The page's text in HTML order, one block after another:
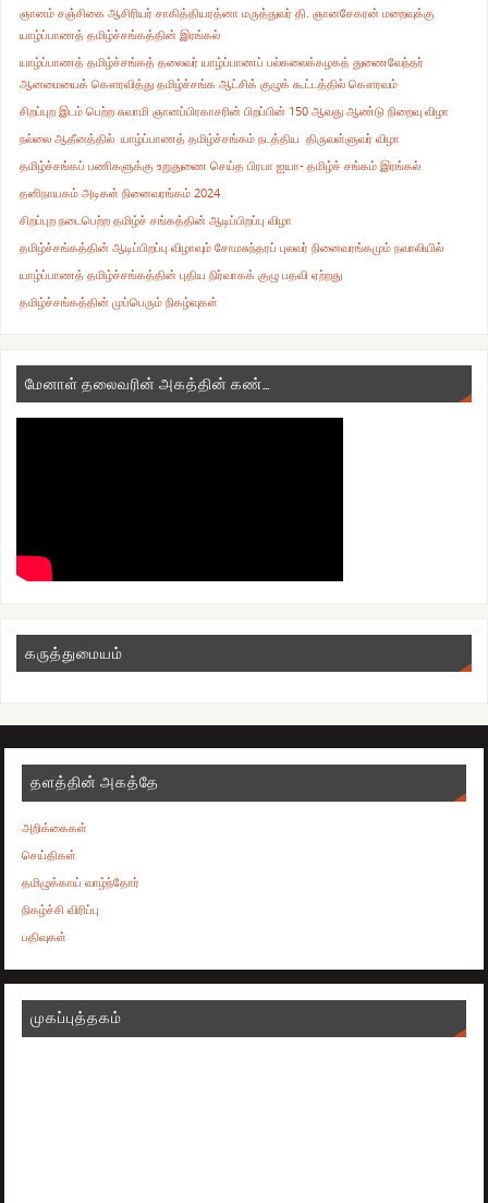
ஞானம் சஞ்சிகை ஆசிரியர் சாகித்தியரத்னா மருத்துவர் தி. ஞானசேகரன் மறைவுக்கு
யாழ்ப்பாணத் தமிழ்ச்சங்கத்தின் இரங்கல்
யாழ்ப்பாணத் தமிழ்ச்சங்கத் தலைவர் யாழ்ப்பாணப் பல்கலைக்கழகத் துணைவேந்தர்
ஆனமையைக் கௌரவித்து தமிழ்ச்சங்க ஆட்சிக் குழுக் கூட்டத்தில் கௌரவம்
சிறப்புற இடம் பெற்ற சுவாமி ஞானப்பிரகாசரின் பிறப்பின் 150 ஆவது ஆண்டு நிறைவு விழா
நல்லை ஆதீனத்தில் யாழ்ப்பாணத் தமிழ்ச்சங்கம் நடத்திய திருவள்ளுவர் விழா
தமிழ்ச்சங்கப் பணிகளுக்கு உறுதுணை செய்த பிரபா ஐயா- தமிழ்ச் சங்கம் இரங்கல்
தனிநாயகம் அடிகள் நினைவரங்கம் 2024
சிறப்புற நடைபெற்ற தமிழ்ச் சங்கத்தின் ஆடிப்பிறப்பு விழா
தமிழ்ச்சங்கத்தின் ஆடிப்பிறப்பு விழாவும் சோமசுந்தரப் புலவர் நினைவரங்கமும் நவாலியில்
யாழ்ப்பாணத் தமிழ்ச்சங்கத்தின் புதிய நிர்வாகக் குழு பதவி ஏற்றது
தமிழ்ச்சங்கத்தின் முப்பெரும் நிகழ்வுகள்
மேனாள் தலைவரின் அகத்தின் கண்…
கருத்துமையம்
தளத்தின் அகத்தே
அறிக்கைகள்
செய்திகள்
தமிழுக்காய் வாழ்ந்தோர்
நிகழ்ச்சி விரிப்பு
பதிவுகள்
முகப்புத்தகம்